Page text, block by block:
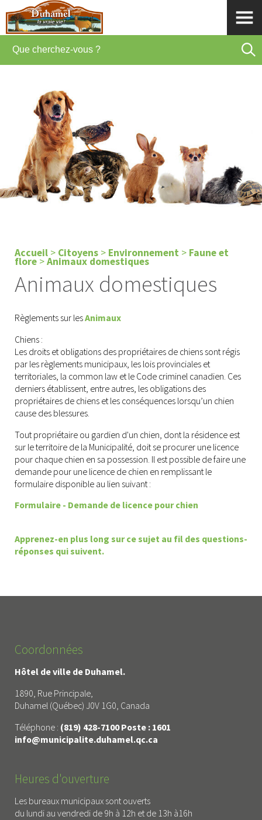
Accueil > Citoyens > Environnement > Faune et
flore >Animaux domestiques
Animaux domestiques
Règlements sur lesAnimaux
Chiens :
Les droits et obligations des propriétaires de chiens sont régis
par les règlements municipaux, les lois provinciales et
territoriales, la common law et le Code criminel canadien. Ces
derniers établissent, entre autres, les obligations des
propriétaires de chiens et les conséquences lorsqu’un chien
cause des blessures.
Tout propriétaire ou gardien d'un chien, dont la résidence est
sur le territoire de la Municipalité, doit se procurer une licence
pour chaque chien en sa possession. Il est possible de faire une
demande pour une licence de chien en remplissant le
formulaire disponible au lien suivant :
Formulaire - Demande de licence pour chien
Apprenez-en plus long sur ce sujet au fil des questions-
réponses qui suivent.
Coordonnées
Hôtel de ville de Duhamel.
1890, Rue Principale,
Duhamel (Québec) J0V 1G0, Canada
Téléphone : (819) 428-7100 Poste : 1601
info@municipalite.duhamel.qc.ca
Heures d'ouverture
Les bureaux municipaux sont ouverts
du lundi au vendredi de 9h à 12h et de 13h à16h